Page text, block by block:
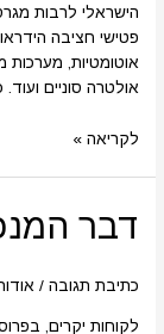
הישראלי לרבות
פטישי חציבה
אוטומטיות, מערכות
אולטרה סוניים
לקריאה »
דבר
כתיבת תגובה /
דבר
המנכל"ית